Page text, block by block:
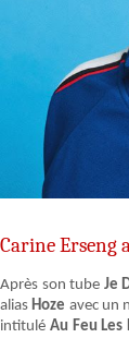
Carine Erseng
Après son tube Je
aliasHoze avec un
intitulé Au Feu Les